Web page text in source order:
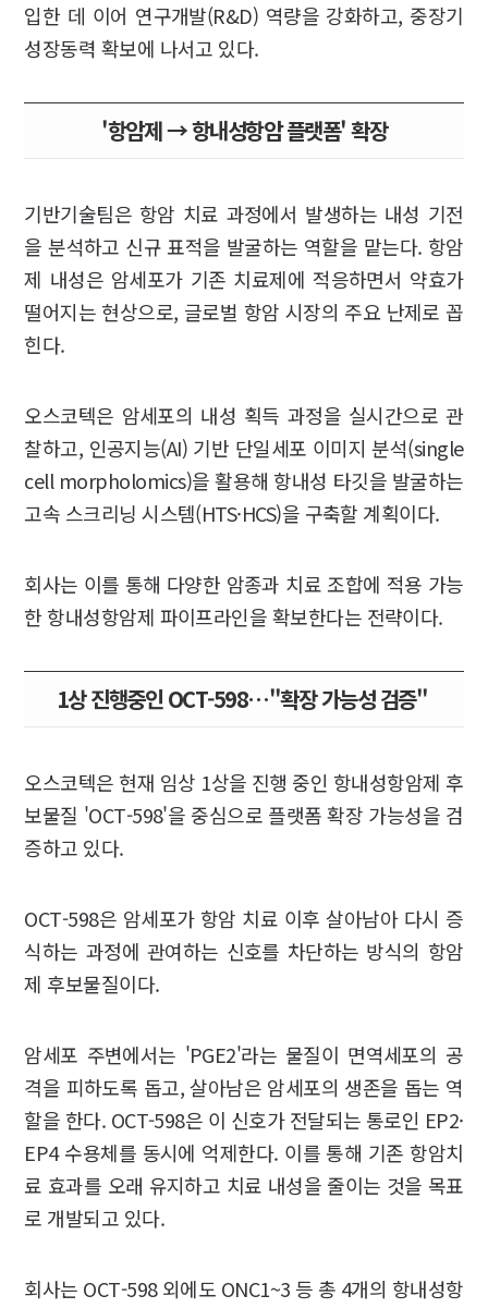
입한 데 이어 연구개발(R&D) 역량을 강화하고, 중장기
성장동력 확보에 나서고 있다.
'항암제 → 항내성항암 플랫폼' 확장
기반기술팀은 항암 치료 과정에서 발생하는 내성 기전
을 분석하고 신규 표적을 발굴하는 역할을 맡는다. 항암
제 내성은 암세포가 기존 치료제에 적응하면서 약효가
떨어지는 현상으로, 글로벌 항암 시장의 주요 난제로 꼽
힌다.
오스코텍은 암세포의 내성 획득 과정을 실시간으로 관
찰하고, 인공지능(AI) 기반 단일세포 이미지 분석(single
cell morpholomics)을 활용해 항내성 타깃을 발굴하는
고속 스크리닝 시스템(HTS·HCS)을 구축할 계획이다.
회사는 이를 통해 다양한 암종과 치료 조합에 적용 가능
한 항내성항암제 파이프라인을 확보한다는 전략이다.
1상 진행중인 OCT-598…"확장 가능성 검증"
오스코텍은 현재 임상 1상을 진행 중인 항내성항암제 후
보물질 'OCT-598'을 중심으로 플랫폼 확장 가능성을 검
증하고 있다.
OCT-598은 암세포가 항암 치료 이후 살아남아 다시 증
식하는 과정에 관여하는 신호를 차단하는 방식의 항암
제 후보물질이다.
암세포 주변에서는 'PGE2'라는 물질이 면역세포의 공
격을 피하도록 돕고, 살아남은 암세포의 생존을 돕는 역
할을 한다. OCT-598은 이 신호가 전달되는 통로인 EP2·
EP4 수용체를 동시에 억제한다. 이를 통해 기존 항암치
료 효과를 오래 유지하고 치료 내성을 줄이는 것을 목표
로 개발되고 있다.
회사는 OCT-598 외에도 ONC1~3 등 총 4개의 항내성항